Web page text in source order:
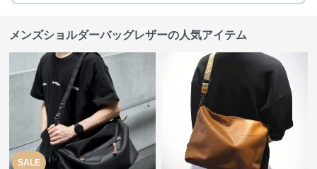
メンズショルダーバッグレザーの人気アイテム
SALE